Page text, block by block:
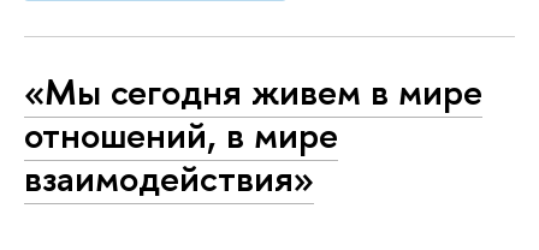
«Мы сегодня живем в мире
отношений, в мире
взаимодействия»